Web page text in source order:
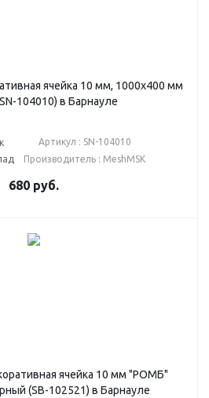
ячейка 10 мм, 1000х400 мм
104010) в Барнауле
Артикул : SN-104010
Производитель : MeshMSK
680 руб.
ячейка 10 мм "РОМБ"
(SB-102521) в Барнауле